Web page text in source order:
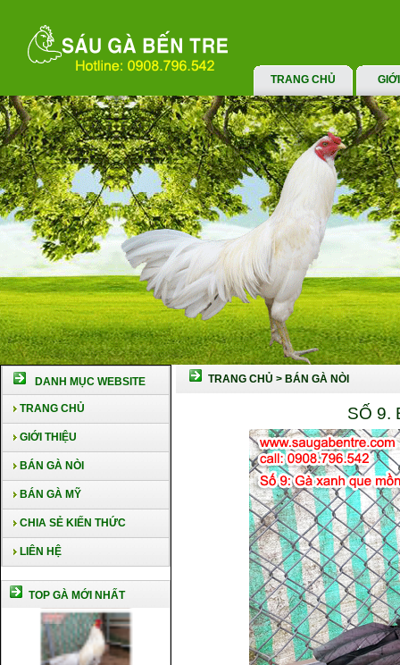
TRANG CHỦ
DANH MỤC WEBSITE
TRANG CHỦ
GIỚI THIỆU
BÁN GÀ NÒI
BÁN GÀ MỸ
CHIA SẺ KIẾN THỨC
LIÊN HỆ
TOP GÀ MỚI NHẤT
TRANG CHỦ > BÁN GÀ NÒI
SỐ 9.